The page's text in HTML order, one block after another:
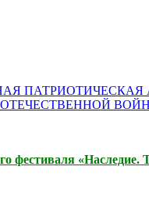
ПАТРИОТИЧЕСКАЯ
фестиваля